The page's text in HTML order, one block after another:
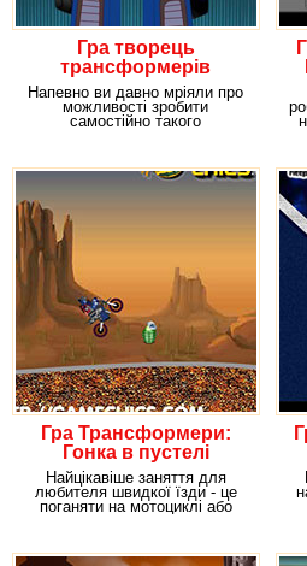
Гра творець
трансформерів
Напевно ви давно мріяли про
можливості зробити
самостійно такого
Гра Трансформери:
Гонка в пустелі
Найцікавіше заняття для
любителя швидкої їзди - це
поганяти на мотоциклі або